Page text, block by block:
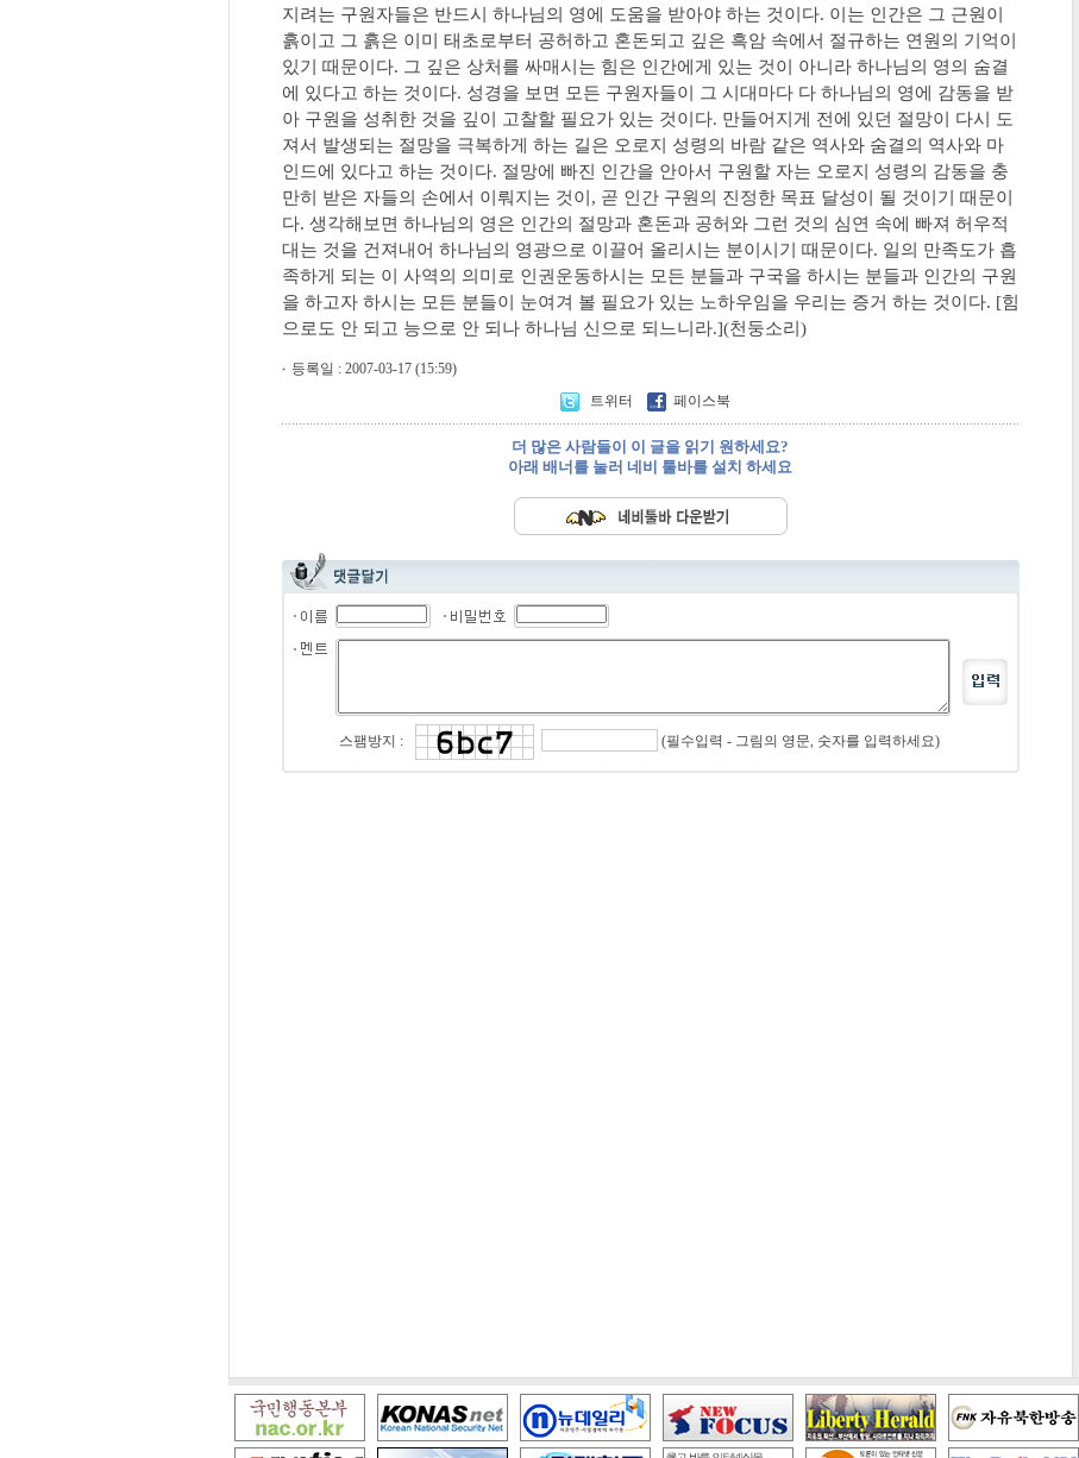
지려는 구원자들은 반드시 하나님의 영에 도움을 받아야 하는 것이다. 이는 인간은 그 근원이
흙이고 그 흙은 이미 태초로부터 공허하고 혼돈되고 깊은 흑암 속에서 절규하는 연원의 기억이
있기 때문이다. 그 깊은 상처를 싸매시는 힘은 인간에게 있는 것이 아니라 하나님의 영의 숨결
에 있다고 하는 것이다. 성경을 보면 모든 구원자들이 그 시대마다 다 하나님의 영에 감동을 받
아 구원을 성취한 것을 깊이 고찰할 필요가 있는 것이다. 만들어지게 전에 있던 절망이 다시 도
져서 발생되는 절망을 극복하게 하는 길은 오로지 성령의 바람 같은 역사와 숨결의 역사와 마
인드에 있다고 하는 것이다. 절망에 빠진 인간을 안아서 구원할 자는 오로지 성령의 감동을 충
만히 받은 자들의 손에서 이뤄지는 것이, 곧 인간 구원의 진정한 목표 달성이 될 것이기 때문이
다. 생각해보면 하나님의 영은 인간의 절망과 혼돈과 공허와 그런 것의 심연 속에 빠져 허우적
대는 것을 건져내어 하나님의 영광으로 이끌어 올리시는 분이시기 때문이다. 일의 만족도가 흡
족하게 되는 이 사역의 의미로 인권운동하시는 모든 분들과 구국을 하시는 분들과 인간의 구원
을 하고자 하시는 모든 분들이 눈여겨 볼 필요가 있는 노하우임을 우리는 증거 하는 것이다. [힘
으로도 안 되고 능으로 안 되나 하나님 신으로 되느니라.](천둥소리)
등록일 : 2007-03-17 (15:59)
트위터
페이스북
더 많은 사람들이 이 글을 읽기 원하세요?
아래 배너를 눌러 네비 툴바를 설치 하세요
스팸방지 : (필수입력 - 그림의 영문, 숫자를 입력하세요)